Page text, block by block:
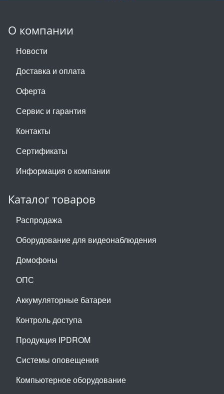
О компании
Новости
Доставка и оплата
Оферта
Сервис и гарантия
Контакты
Сертификаты
Информация о компании
Каталог товаров
Распродажа
Оборудование для видеонаблюдения
Домофоны
ОПС
Аккумуляторные батареи
Контроль доступа
Продукция IPDROM
Системы оповещения
Компьютерное оборудование